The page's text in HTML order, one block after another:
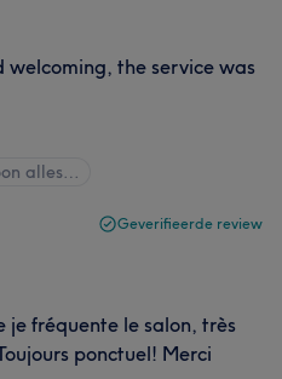
welcoming, the service was
alles…
Geverifieerde review
je fréquente le salon, très
ponctuel! Merci